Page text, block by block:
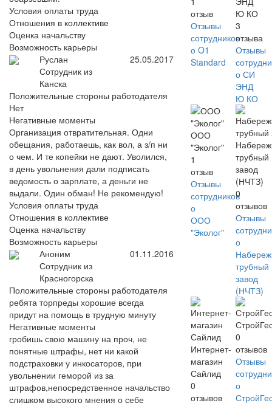
Условия оплаты труда
Отношения в коллективе
Оценка начальству
Возможность карьеры
Руслан
Сотрудник из
Канска
25.05.2017
Положительные стороны работодателя
Нет
Негативные моменты
Организация отвратительная. Одни
обещания, работаешь, как вол, а з/п ни
о чем. И те копейки не дают. Уволился,
в день увольнения дали подписать
ведомость о зарплате, а деньги не
выдали. Один обман! Не рекомендую!
Условия оплаты труда
Отношения в коллективе
Оценка начальству
Возможность карьеры
Аноним
Сотрудник из
Красногорска
01.11.2016
Положительные стороны работодателя
ребята торпреды хорошие всегда
придут на помощь в трудную минуту
Негативные моменты
гробишь свою машину на проч, не
понятные штрафы, нет ни какой
подстраховки у инкосаторов, при
увольнении геморой из за
штрафов,непосредственное начальство
слишком высокого мнения о себе
отзыв
Отзывы
сотрудников
о O1
Standard
Ю КО
3
отзыва
Отзывы
о СИ
ЭНД
Ю КО
ООО
"Эколог"
1
отзыв
Отзывы
сотрудников
о
ООО
"Эколог"
трубный
завод
(НЧТЗ)
0
отзывов
Отзывы
о
трубный
завод
(НЧТЗ)
Интернет-
магазин
Сайлид
0
отзывов
0
отзывов
Отзывы
о